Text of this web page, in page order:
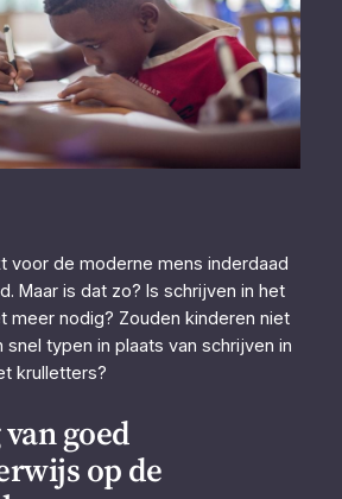
voor de moderne mens inderdaad
Maar is dat zo? Is schrijven in het
meer nodig? Zouden kinderen niet
snel typen in plaats van schrijven in
krulletters?
goed
op de